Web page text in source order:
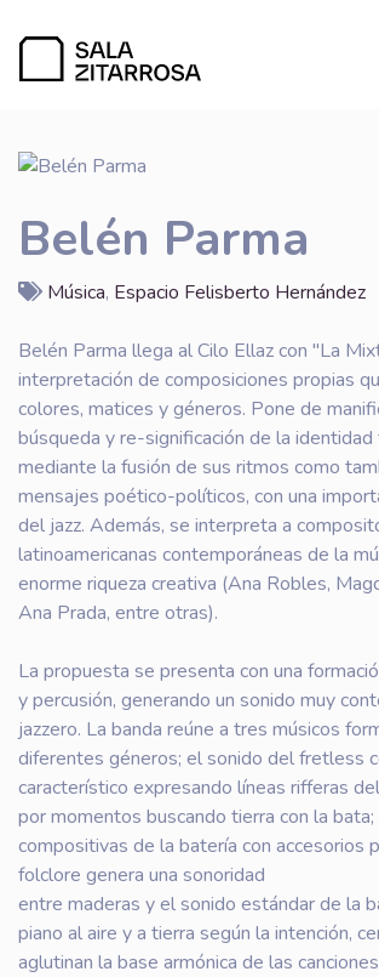
Belén Parma
Música, Espacio Felisberto Hernández
Belén Parma llega al Cilo Ellaz con "La
interpretación de composiciones propias
colores, matices y géneros. Pone de
búsqueda y re-significación de la identidad
mediante la fusión de sus ritmos como
mensajes poético-políticos, con una
del jazz. Además, se interpreta a
latinoamericanas contemporáneas de la
enorme riqueza creativa (Ana Robles,
Ana Prada, entre otras).
La propuesta se presenta con una
y percusión, generando un sonido muy
jazzero. La banda reúne a tres músicos
diferentes géneros; el sonido del fretless
característico expresando líneas rifferas
por momentos buscando tierra con la
compositivas de la batería con accesorios
folclore genera una sonoridad
entre maderas y el sonido estándar de la
piano al aire y a tierra según la intención,
aglutinan la base armónica de las